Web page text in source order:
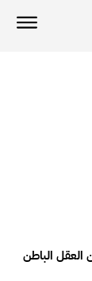
العقل الباطن